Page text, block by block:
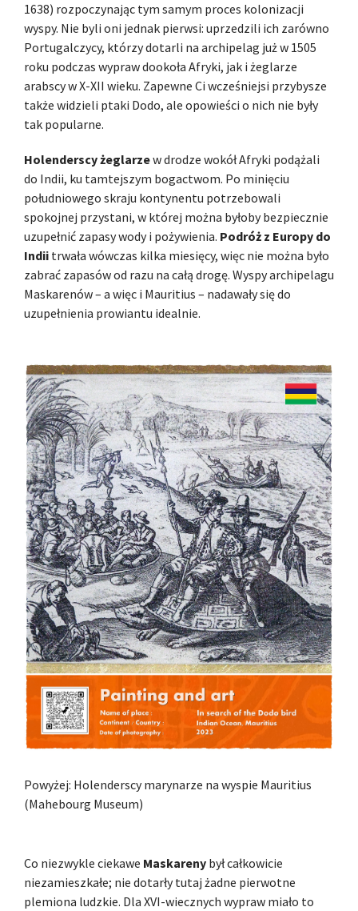
1638) rozpoczynając tym samym proces kolonizacji
wyspy. Nie byli oni jednak pierwsi: uprzedzili ich zarówno
Portugalczycy, którzy dotarli na archipelag już w 1505
roku podczas wypraw dookoła Afryki, jak i żeglarze
arabscy w X-XII wieku. Zapewne Ci wcześniejsi przybysze
także widzieli ptaki Dodo, ale opowieści o nich nie były
tak popularne.
Holenderscy żeglarzew drodze wokół Afryki podążali
do Indii, ku tamtejszym bogactwom. Po minięciu
południowego skraju kontynentu potrzebowali
spokojnej przystani, w której można byłoby bezpiecznie
uzupełnić zapasy wody i pożywienia. Podróż z Europy do
Indii trwała wówczas kilka miesięcy, więc nie można było
zabrać zapasów od razu na całą drogę. Wyspy archipelagu
Maskarenów – a więc i Mauritius – nadawały się do
uzupełnienia prowiantu idealnie.
Powyżej: Holenderscy marynarze na wyspie Mauritius
(Mahebourg Museum)
Co niezwykle ciekawe Maskareny był całkowicie
niezamieszkałe; nie dotarły tutaj żadne pierwotne
plemiona ludzkie. Dla XVI-wiecznych wypraw miało to